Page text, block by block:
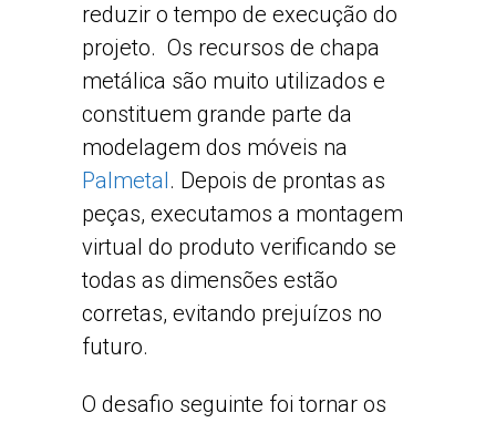
reduzir o tempo de execução do
projeto. Os recursos de chapa
metálica são muito utilizados e
constituem grande parte da
modelagem dos móveis na
Palmetal. Depois de prontas as
peças, executamos a montagem
virtual do produto verificando se
todas as dimensões estão
corretas, evitando prejuízos no
futuro.
O desafio seguinte foi tornar os